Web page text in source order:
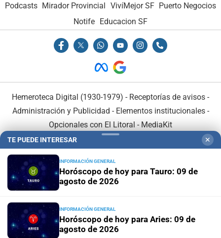
Podcasts Mirador Provincial VivíMejor SF Puerto Negocios
Notife Educacion SF
Hemeroteca Digital (1930-1979) - Receptorías de avisos -
Administración y Publicidad - Elementos institucionales-
Opcionales con El Litoral - MediaKit
En Asociación con:
TE PUEDE INTERESAR ✕
INFORMACIÓN GENERAL
Horóscopo de hoy para Tauro: 09 de
agosto de 2026
INFORMACIÓN GENERAL
Horóscopo de hoy para Aries: 09 de
agosto de 2026